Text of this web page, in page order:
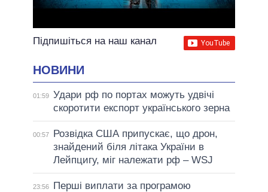
Підпишіться на наш канал
НОВИНИ
01:59 Удари рф по портах можуть удвічі
скоротити експорт українського зерна
00:57
Розвідка США припускає, що дрон,
знайдений біля літака України в
Лейпцигу, міг належати рф – WSJ
23:56
Перші виплати за програмою